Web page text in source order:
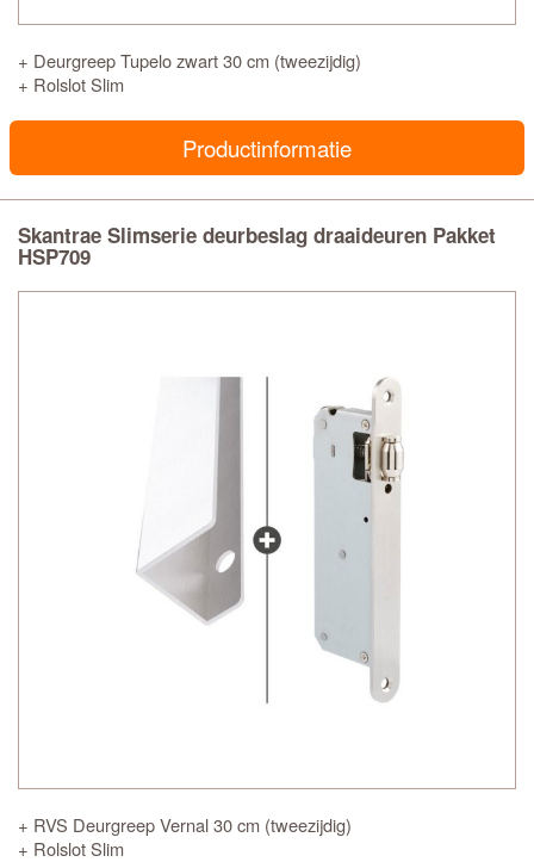
+ Deurgreep Tupelo zwart 30 cm (tweezijdig)
+ Rolslot Slim
Productinformatie
Skantrae Slimserie deurbeslag draaideuren Pakket
HSP709
+ RVS Deurgreep Vernal 30 cm (tweezijdig)
+ Rolslot Slim